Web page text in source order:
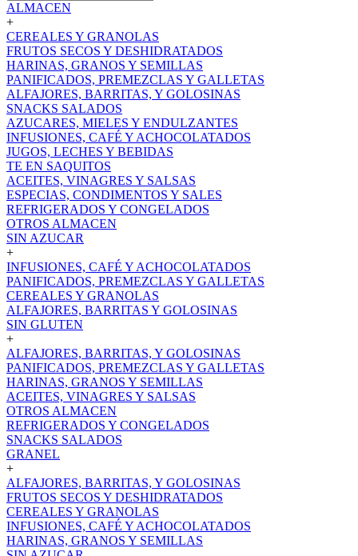
ALMACEN
+
CEREALES Y GRANOLAS
FRUTOS SECOS Y DESHIDRATADOS
HARINAS, GRANOS Y SEMILLAS
PANIFICADOS, PREMEZCLAS Y GALLETAS
ALFAJORES, BARRITAS, Y GOLOSINAS
SNACKS SALADOS
AZUCARES, MIELES Y ENDULZANTES
INFUSIONES, CAFÉ Y ACHOCOLATADOS
JUGOS, LECHES Y BEBIDAS
TE EN SAQUITOS
ACEITES, VINAGRES Y SALSAS
ESPECIAS, CONDIMENTOS Y SALES
REFRIGERADOS Y CONGELADOS
OTROS ALMACEN
SIN AZUCAR
+
INFUSIONES, CAFÉ Y ACHOCOLATADOS
PANIFICADOS, PREMEZCLAS Y GALLETAS
CEREALES Y GRANOLAS
ALFAJORES, BARRITAS Y GOLOSINAS
SIN GLUTEN
+
ALFAJORES, BARRITAS, Y GOLOSINAS
PANIFICADOS, PREMEZCLAS Y GALLETAS
HARINAS, GRANOS Y SEMILLAS
ACEITES, VINAGRES Y SALSAS
OTROS ALMACEN
REFRIGERADOS Y CONGELADOS
SNACKS SALADOS
GRANEL
+
ALFAJORES, BARRITAS, Y GOLOSINAS
FRUTOS SECOS Y DESHIDRATADOS
CEREALES Y GRANOLAS
INFUSIONES, CAFÉ Y ACHOCOLATADOS
HARINAS, GRANOS Y SEMILLAS